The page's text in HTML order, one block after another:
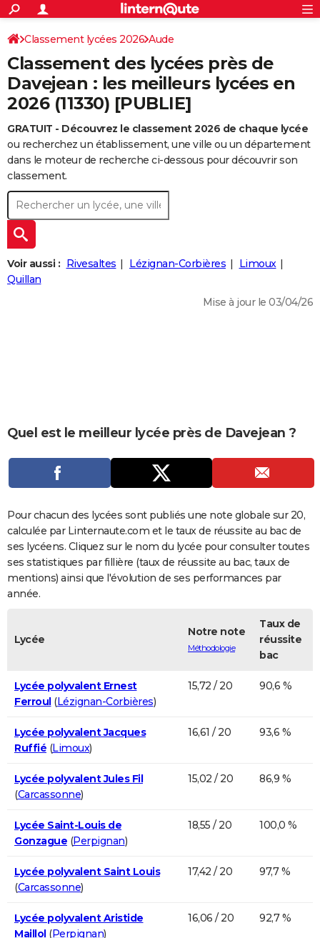
ACTUALITÉS
Politique
Société
Faits Divers
Education
Monde
Villes
+
SPORT
Coupe du monde 2026
Football
Tennis
Cyclisme
Rugby
Forum
CULTURE
Programme TV
TNT
Streaming
Cinéma
Sorties cinéma
Musique
+
FINANCE
Retraite
Impôts
Epargne
Immobilier
Risques naturels par ville
Banque
Assurance
Crédit
AUTO
Essais
Réserver un essai
Citadines
Berlines
SUV
Forum auto
+
HIGH-TECH
BRICOLAGE
Forum
Aménagement intérieur
Extérieur
Cuisine
Salle de bains
Jardinage
Rangement
+WEEK-END
Guides de France
Escapades
Patrimoine
Expositions
Musées
Week-end nature
+
LIFESTYLE
Art de vivre
Bien-être
Loisirs
Mode
Modes de vie
+SANTE
Dictionnaire
Biographies
Expressions
Proverbes
PROGRAMME TV
COPAINS D'AVANT
S'inscrire
Se connecter
Lycées
Collèges
Primaires
Universités
Entreprises
Service militaire
Avis de recherche
AVIS DE DÉCÈS
FORUM
Bricolage
Lifestyle
Culture
Sport
Auto
Television
Voyage
Cinema
S'inscrire
Connexion
Classement lycées 2026 Aude
Classement des lycées près de
Davejean : les meilleurs lycées en
2026 (11330) [PUBLIE]
GRATUIT - Découvrez le classement 2026 de chaque lycée
ou recherchez un établissement, une ville ou un département
dans le moteur de recherche ci-dessous pour découvrir son
classement.
Voir aussi : Rivesaltes Lézignan-Corbières
Limoux
Quillan
Mise à jour le 03/04/26
Quel est le meilleur lycée près de Davejean ?
Pour chacun des lycées sont publiés une note globale sur 20,
calculée par Linternaute.com et le taux de réussite au bac de
ses lycéens. Cliquez sur le nom du lycée pour consulter toutes
ses statistiques par fillière (taux de réussite au bac, taux de
mentions) ainsi que l'évolution de ses performances par
année.
Lycée
Notre note
Méthodologie
Taux de
réussite
bac
Lycée polyvalent Ernest
Ferroul(Lézignan-Corbières)
15,72 / 20 90,6 %
Lycée polyvalent Jacques
Ruffié (Limoux)
16,61 / 20 93,6 %
Lycée polyvalent Jules Fil
(Carcassonne)
15,02 / 20 86,9 %
Lycée Saint-Louis de
Gonzague (Perpignan)
18,55 / 20 100,0 %
Lycée polyvalent Saint Louis
(Carcassonne)
17,42 / 20 97,7 %
Lycée polyvalent Aristide
Maillol(Perpignan)
16,06 / 20 92,7 %